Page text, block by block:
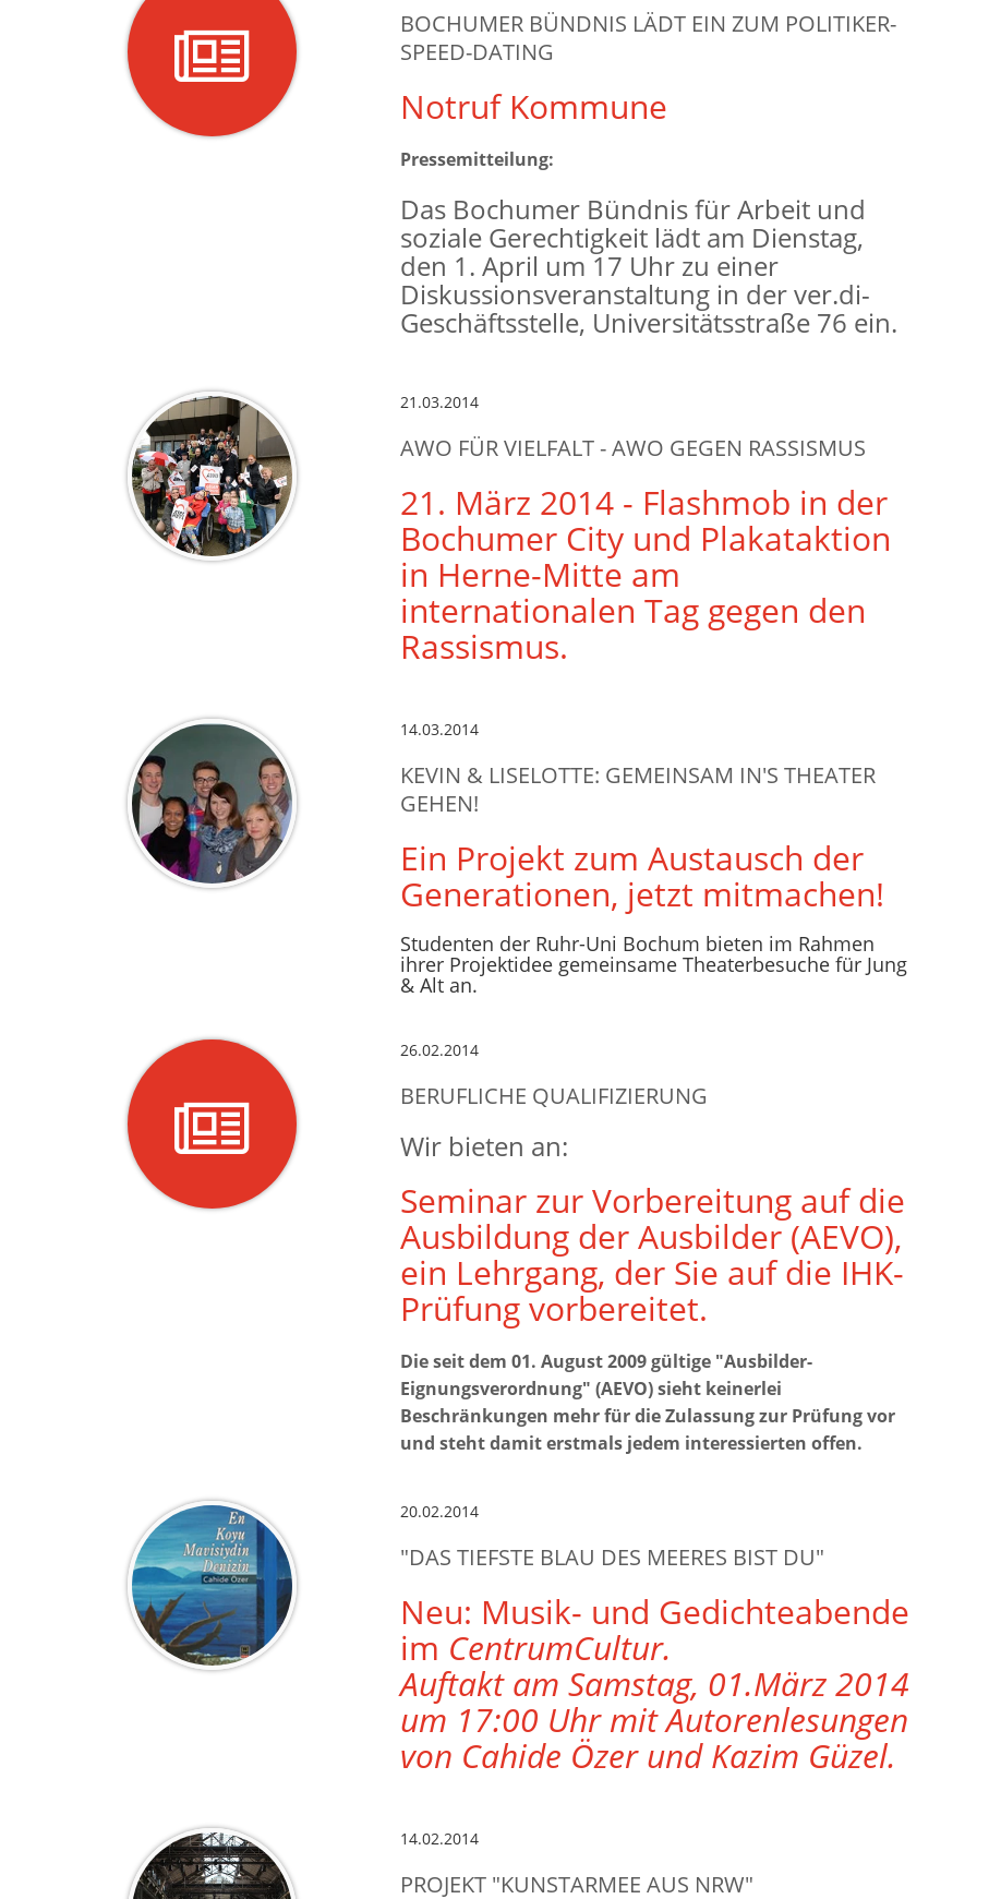
BOCHUMER BÜNDNIS LÄDT EIN ZUM POLITIKER-
SPEED-DATING
Notruf Kommune
Pressemitteilung:
Das Bochumer Bündnis für Arbeit und
soziale Gerechtigkeit lädt am Dienstag,
den 1. April um 17 Uhr zu einer
Diskussionsveranstaltung in der ver.di-
Geschäftsstelle, Universitätsstraße 76 ein.
21.03.2014
AWO FÜR VIELFALT - AWO GEGEN RASSISMUS
21. März 2014 - Flashmob in der
Bochumer City und Plakataktion
in Herne-Mitte am
internationalen Tag gegen den
Rassismus.
14.03.2014
KEVIN & LISELOTTE: GEMEINSAM IN'S THEATER
GEHEN!
Ein Projekt zum Austausch der
Generationen, jetzt mitmachen!
Studenten der Ruhr-Uni Bochum bieten im Rahmen
ihrer Projektidee gemeinsame Theaterbesuche für Jung
& Alt an.
26.02.2014
BERUFLICHE QUALIFIZIERUNG
Wir bieten an:
Seminar zur Vorbereitung auf die
Ausbildung der Ausbilder (AEVO),
ein Lehrgang, der Sie auf die IHK-
Prüfung vorbereitet.
Die seit dem 01. August 2009 gültige "Ausbilder-
Eignungsverordnung" (AEVO) sieht keinerlei
Beschränkungen mehr für die Zulassung zur Prüfung vor
und steht damit erstmals jedem interessierten offen.
20.02.2014
"DAS TIEFSTE BLAU DES MEERES BIST DU"
Neu: Musik- und Gedichteabende
im CentrumCultur.
Auftakt am Samstag, 01.März 2014
um 17:00 Uhr mit Autorenlesungen
von Cahide Özer und Kazim Güzel.
14.02.2014
PROJEKT "KUNSTARMEE AUS NRW"